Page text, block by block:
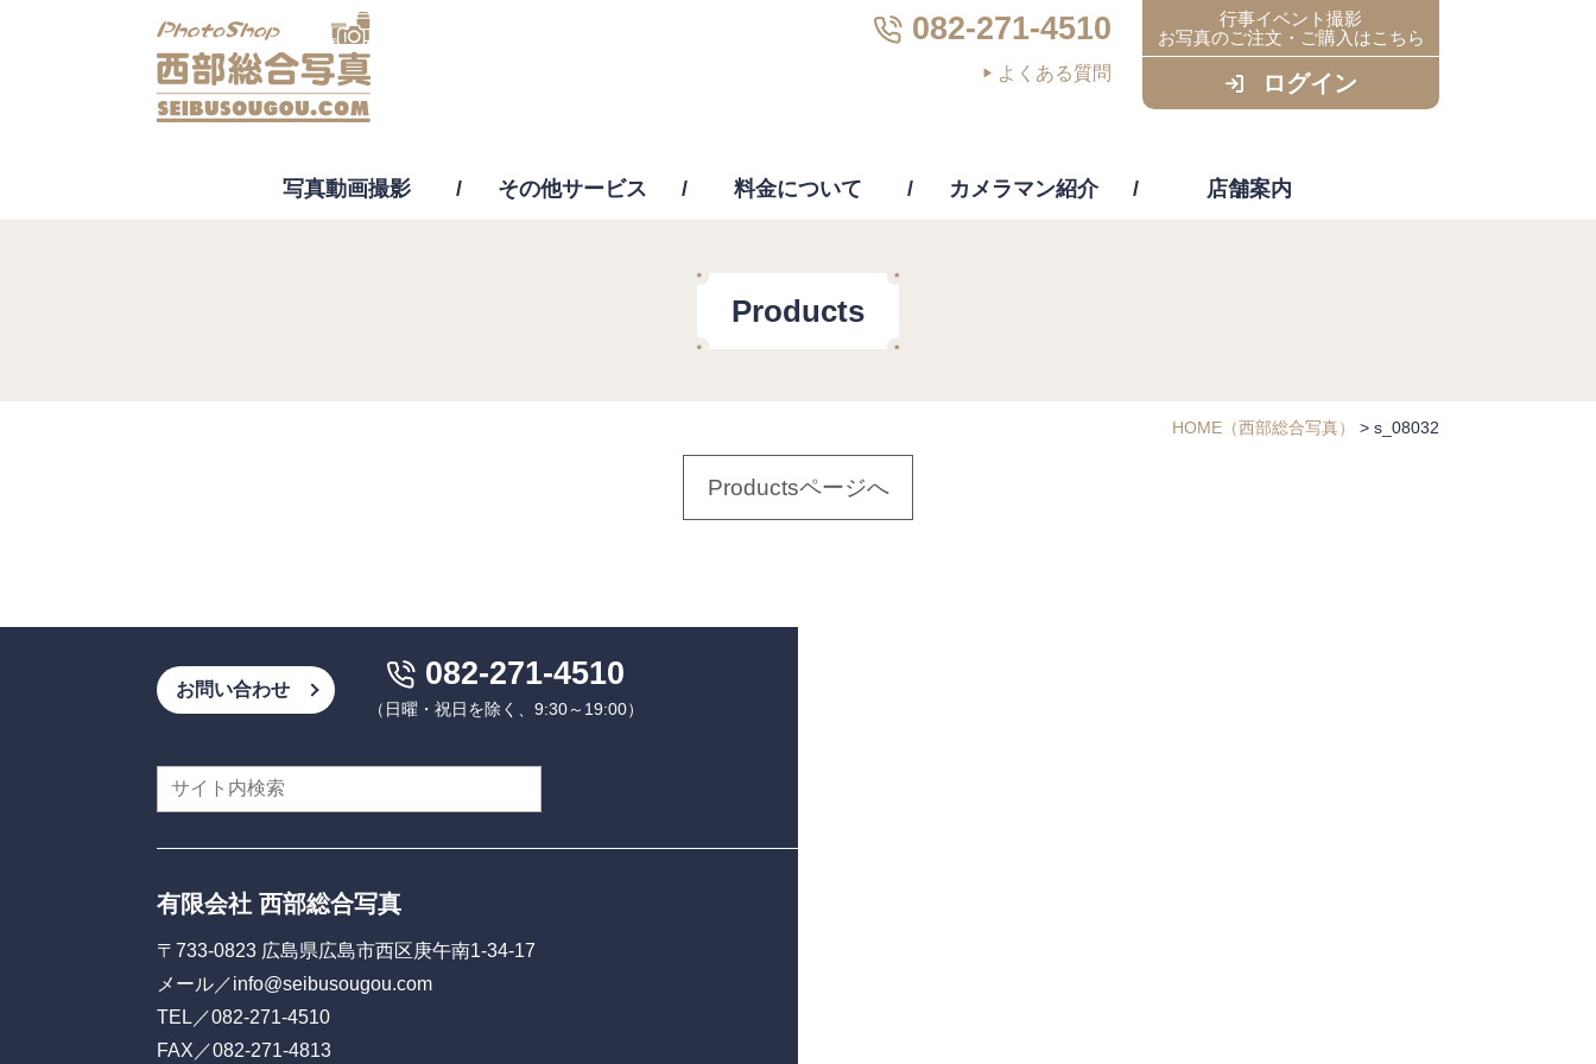
082-271-4510
よくある質問
行事イベント撮影
お写真のご注文・ご購入はこちら
ログイン
写真動画撮影 その他サービス
PC修理・修復・復元
料金について カメラマン紹介 店舗案内
Products
HOME （西部総合写真） > s_08032
Productsページへ
お問い合わせ 082-271-4510
（日曜・祝日を除く、9:30～19:00）
有限会社 西部総合写真
〒733-0823 広島県広島市西区庚午南1-34-17
メール／info@seibusougou.com
TEL／082-271-4510
FAX／082-271-4813